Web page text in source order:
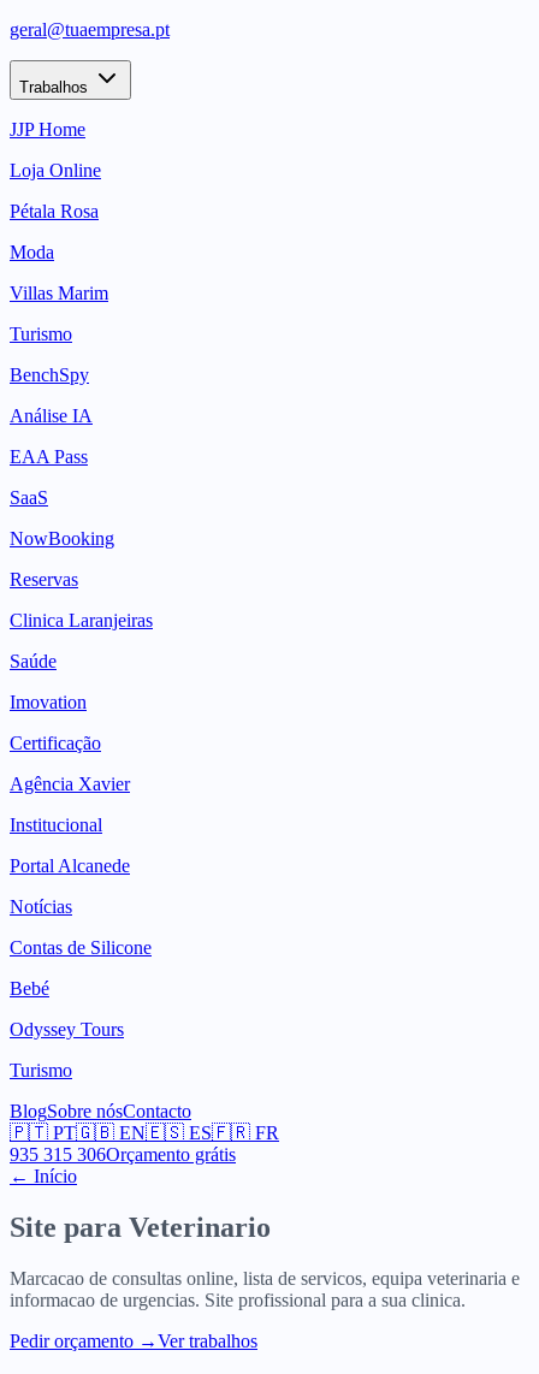
geral@tuaempresa.pt
Trabalhos
JJP Home
Loja Online
Pétala Rosa
Moda
Villas Marim
Turismo
BenchSpy
Análise IA
EAA Pass
SaaS
NowBooking
Reservas
Clinica Laranjeiras
Saúde
Imovation
Certificação
Agência Xavier
Institucional
Portal Alcanede
Notícias
Contas de Silicone
Bebé
Odyssey Tours
Turismo
BlogSobre nósContacto
🇵🇹 PT🇬🇧 EN🇪🇸 ES🇫🇷 FR
935 315 306Orçamento grátis
← Início
Site para Veterinario
Marcacao de consultas online, lista de servicos, equipa veterinaria e
informacao de urgencias. Site profissional para a sua clinica.
Pedir orçamento →Ver trabalhos